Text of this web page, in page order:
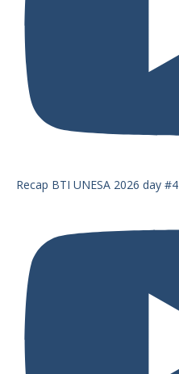
Recap BTI UNESA 2026 day #4